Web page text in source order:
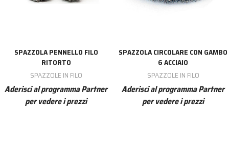
SPAZZOLA PENNELLO FILO
RITORTO
SPAZZOLE IN FILO
Aderisci al programma Partner
per vedere i prezzi
SPAZZOLA CIRCOLARE CON GAMBO
6 ACCIAIO
SPAZZOLE IN FILO
Aderisci al programma Partner
per vedere i prezzi